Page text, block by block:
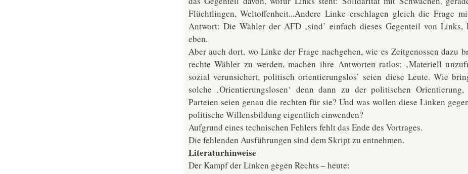
Flüchtlingen, Weltoffenheit...Andere Linke erschlagen gleich die Frage
Antwort: Die Wähler der AFD ‚sind’ einfach dieses Gegenteil von Links,
eben.
Aber auch dort, wo Linke der Frage nachgehen, wie es Zeitgenossen dazu
rechte Wähler zu werden, machen ihre Antworten ratlos: ‚Materiell
sozial verunsichert, politisch orientierungslos’ seien diese Leute. Wie
solche ‚Orientierungslosen‘ denn dann zu der politischen Orientierung,
Parteien seien genau die rechten für sie? Und was wollen diese Linken
politische Willensbildung eigentlich einwenden?
Aufgrund eines technischen Fehlers fehlt das Ende des Vortrages.
Die fehlenden Ausführungen sind dem Skript zu entnehmen.
Literaturhinweise
Der Kampf der Linken gegen Rechts – heute: